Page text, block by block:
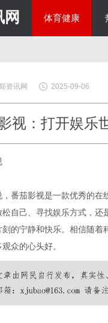
体育健康
资讯网 2025-09-06
视：打开娱乐
，番茄影视是一款优秀的
松自己、寻找娱乐方式，还
刻的宁静和快乐。相信随着
众的心头好。